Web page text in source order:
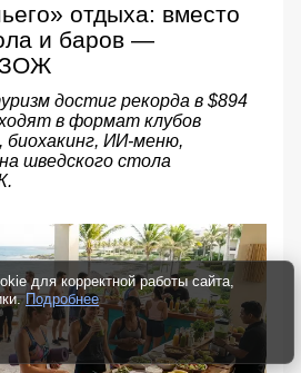
отдыха: вместо
и баров —
ЗОЖ
достиг рекорда в $894
в формат клубов
биохакинг, ИИ-меню,
шведского стола
для корректной работы сайта,
Подробнее